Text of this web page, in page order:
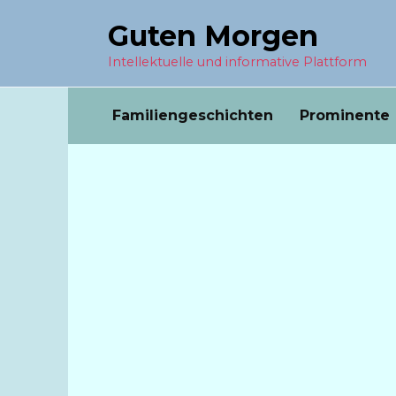
Guten Morgen
Intellektuelle und informative Plattform
Familiengeschichten Prominente